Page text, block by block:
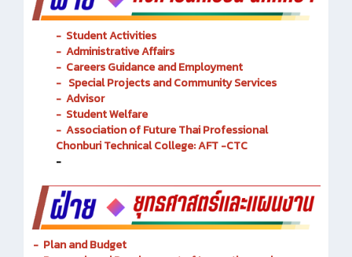
- Student Activities
- Administrative Affairs
- Careers Guidance and Employment
-Special Projects and Community Services
- Advisor
- Student Welfare
-Association of Future Thai Professional
Chonburi Technical College: AFT -CTC
-